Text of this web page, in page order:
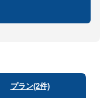
プラン(2件)